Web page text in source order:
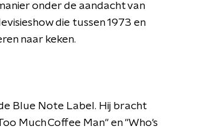
onder de aandacht van
die tussen 1973 en
naar keken.
Blue Note Label. Hij bracht
Much Coffee Man" en "Who's